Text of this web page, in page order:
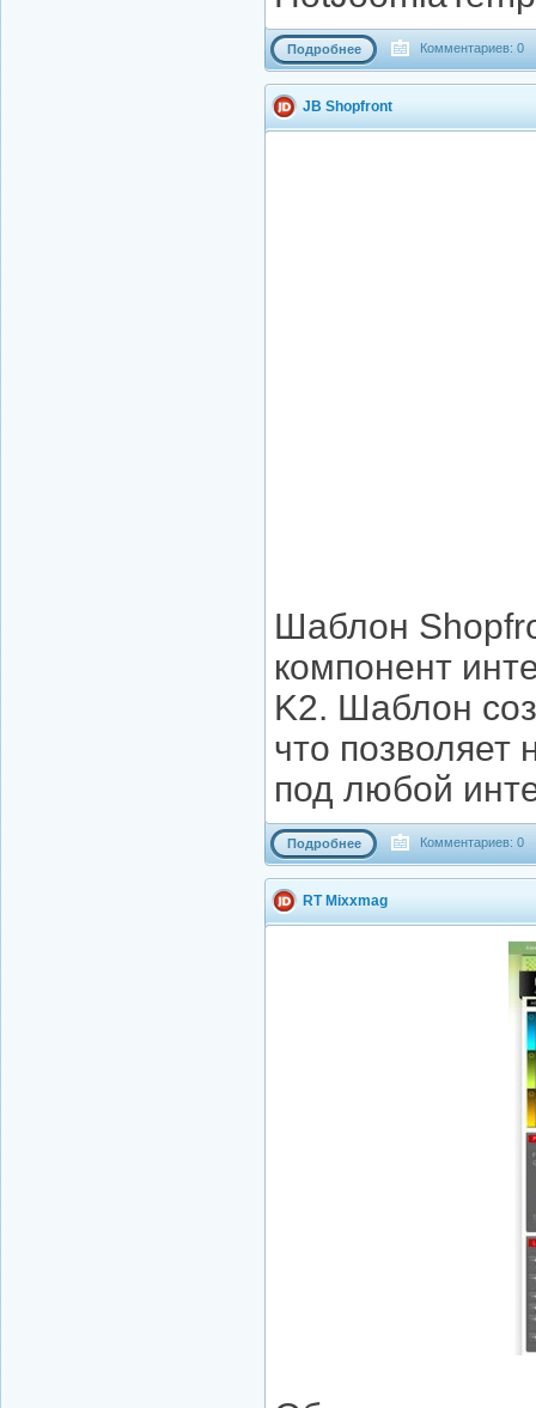
Подробнее Комментариев: 0
JB Shopfront
Шаблон
компонент
K2. Шаблон
что позволяет
под любой
Подробнее Комментариев: 0
RT Mixxmag